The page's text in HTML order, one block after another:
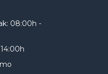
08:00h -